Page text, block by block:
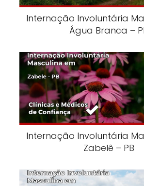
Internação Involuntária
Água Branca –
Internação Involuntária
Zabelê – PB